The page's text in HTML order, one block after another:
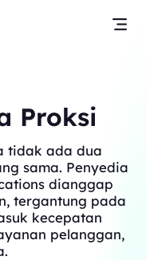
Proksi
tidak ada dua
sama. Penyedia
dianggap
tergantung pada
kecepatan
pelanggan,